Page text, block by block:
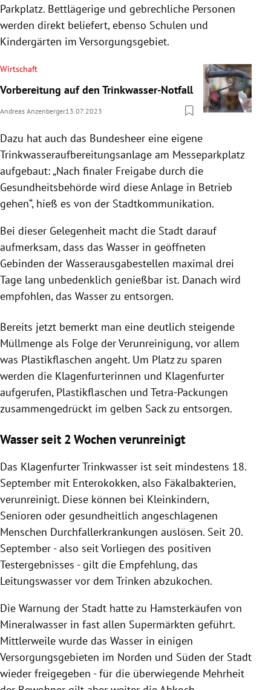
Parkplatz. Bettlägerige und gebrechliche Personen
werden direkt beliefert, ebenso Schulen und
Kindergärten im Versorgungsgebiet.
Wirtschaft
Vorbereitung auf den Trinkwasser-Notfall
Andreas Anzenberger13.07.2023
Dazu hat auch das Bundesheer eine eigene
Trinkwasseraufbereitungsanlage am Messeparkplatz
aufgebaut: „Nach finaler Freigabe durch die
Gesundheitsbehörde wird diese Anlage in Betrieb
gehen“, hieß es von der Stadtkommunikation.
Bei dieser Gelegenheit macht die Stadt darauf
aufmerksam, dass das Wasser in geöffneten
Gebinden der Wasserausgabestellen maximal drei
Tage lang unbedenklich genießbar ist. Danach wird
empfohlen, das Wasser zu entsorgen.
Bereits jetzt bemerkt man eine deutlich steigende
Müllmenge als Folge der Verunreinigung, vor allem
was Plastikflaschen angeht. Um Platz zu sparen
werden die Klagenfurterinnen und Klagenfurter
aufgerufen, Plastikflaschen und Tetra-Packungen
zusammengedrückt im gelben Sack zu entsorgen.
Wasser seit 2 Wochen verunreinigt
Das Klagenfurter Trinkwasser ist seit mindestens 18.
September mit Enterokokken, also Fäkalbakterien,
verunreinigt. Diese können bei Kleinkindern,
Senioren oder gesundheitlich angeschlagenen
Menschen Durchfallerkrankungen auslösen. Seit 20.
September - also seit Vorliegen des positiven
Testergebnisses - gilt die Empfehlung, das
Leitungswasser vor dem Trinken abzukochen.
Die Warnung der Stadt hatte zu Hamsterkäufen von
Mineralwasser in fast allen Supermärkten geführt.
Mittlerweile wurde das Wasser in einigen
Versorgungsgebieten im Norden und Süden der Stadt
wieder freigegeben - für die überwiegende Mehrheit